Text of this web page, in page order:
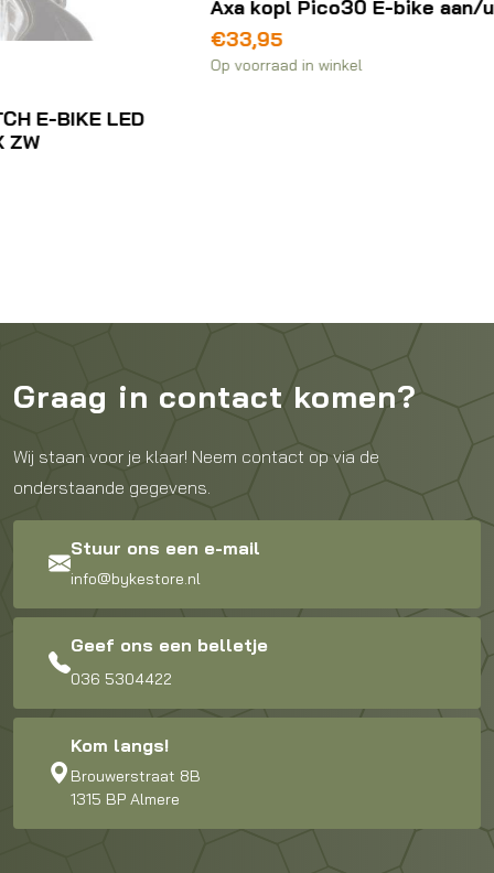
Axa kopl Pico30 E-bike aan/uit
€33,95
Graag in contact komen?
Wij staan voor je klaar! Neem contact op via de
onderstaande gegevens.
Stuur ons een e-mail
info@bykestore.nl
Geef ons een belletje
036 5304422
Kom langs!
Brouwerstraat 8B
1315 BP Almere